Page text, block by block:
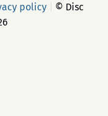
policy
© Disc